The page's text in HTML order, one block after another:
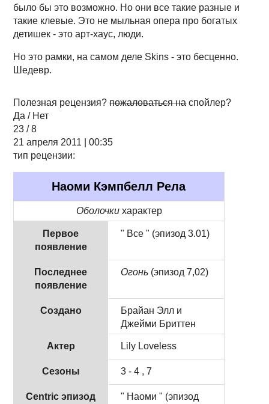
было бы это возможно. Но они все такие разные и
такие клевые. Это не мыльная опера про богатых
детишек - это арт-хаус, люди.
Но это рамки, на самом деле Skins - это бесценно.
Шедевр.
Полезная рецензия?пожаловаться наспойлер?
Да / Нет
23 / 8
21 апреля 2011 | 00:35
тип рецензии:
Наоми Кэмпбелл Рела
Оболочкихарактер
Первое
появление
" Все " (эпизод 3.01)
Последнее
появление
Огонь (эпизод 7,02)
Создано
Брайан Элл и
Джейми Бриттен
Актер Lily Loveless
Сезоны 3 - 4 , 7
Centric эпизод
" Наоми " (эпизод